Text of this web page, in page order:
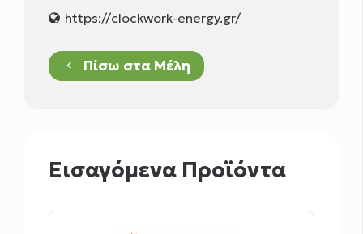
https://clockwork-energy.gr/
keyboard_arrow_left Πίσω στα Μέλη
Εισαγόμενα Προϊόντα